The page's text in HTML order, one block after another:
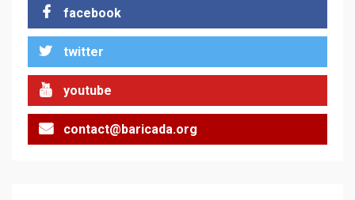
facebook
twitter
youtube
contact@baricada.org